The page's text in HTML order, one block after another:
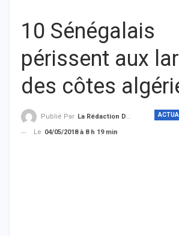
10 Sénégalais
périssent aux
des côtes
Publié Par La Rédaction De THIEYSENEGAL.com
Le 04/05/2018 à 8 h 19 min